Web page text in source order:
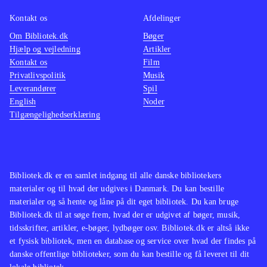
optages og uploades til My SingStar
Online .
I forhold til dansedelen i Singstar +
dance findes noget lignende i Just
dance (wii) og i "Dance central"
(xbox 360), men endnu er der ingen
andre, der indeholder både sang og
30 populære musikvideoer. Man skal
dog være opmærksom på, at spillet
kræver Singstar-mikrofoner,
Playstation Move-controllere og
Playstation Eye-kamera for at kunne
Bibliotek.dk er en samlet indgang til alle danske bibliotekers
materialer og til hvad der udgives i Danmark. Du kan bestille
materialer og så hente og låne på dit eget bibliotek. Du kan bruge
Bibliotek.dk til at søge frem, hvad der er udgivet af bøger, musik,
tidsskrifter, artikler, e-bøger, lydbøger osv. Bibliotek.dk er altså ikke
et fysisk bibliotek, men en database og service over hvad der findes på
danske offentlige biblioteker, som du kan bestille og få leveret til dit
Kontakt os
Om Bibliotek.dk
Hjælp og vejledning
Kontakt os
Privatlivspolitik
Leverandører
English
Tilgængelighedserklæring
Afdelinger
Bøger
Artikler
Film
Musik
Spil
Noder